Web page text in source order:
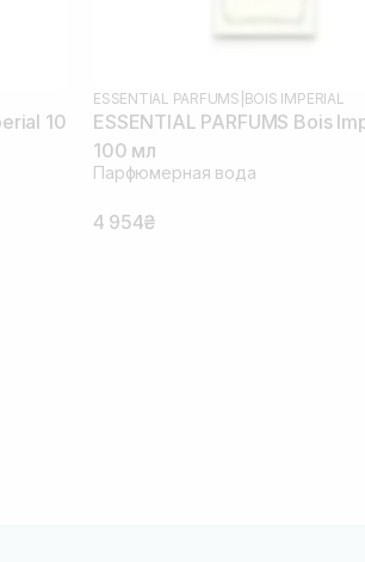
10
ESSENTIAL PARFUMS BOIS IMPERIAL
ESSENTIAL PARFUMS Bois
100 мл
Парфюмерная вода
4 954₴